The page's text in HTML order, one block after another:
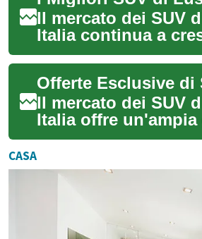
Il mercato dei SUV
Italia continua a
offrendo una
perfetta tra
prestazio...
Il mercato dei SUV
Italia offre un'ampia
di opportunità per
categori...
CASA